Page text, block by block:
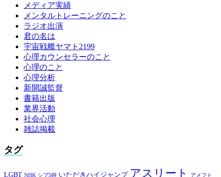
メディア実績
メンタルトレーニングのこと
ラジオ出演
君の名は
宇宙戦艦ヤマト2199
心理カウンセラーのこと
心理のこと
心理分析
新開誠監督
書籍出版
業界活動
社会心理
雑誌掲載
タグ
LGBT NHK シブ5時 いただきハイジャンプ アスリート アメフト